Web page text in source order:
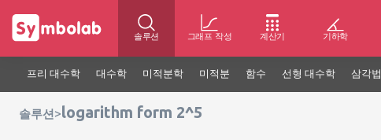
솔루션 그래프 작성 계산기 기하학
프리 대수학 대수학 미적분학 미적분 함수 선형 대수학 삼각법
솔루션 >logarithm form 2^5